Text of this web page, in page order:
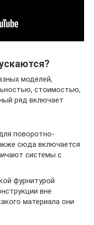
моделей,
стоимостью,
ряд включает
поворотно-
сюда включается
системы с
фурнитурой
вне
материала они